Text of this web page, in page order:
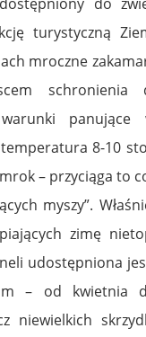
turystyczną
mroczne
schronienia
panujące
8-10
– przyciąga to
myszy”.
zimę
udostępniona
– od kwietnia
niewielkich